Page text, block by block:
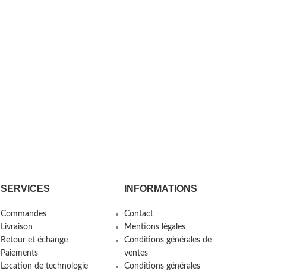
SERVICES
Commandes
Livraison
Retour et échange
Paiements
Location de technologie
INFORMATIONS
Contact
Mentions légales
Conditions générales de
ventes
Conditions générales